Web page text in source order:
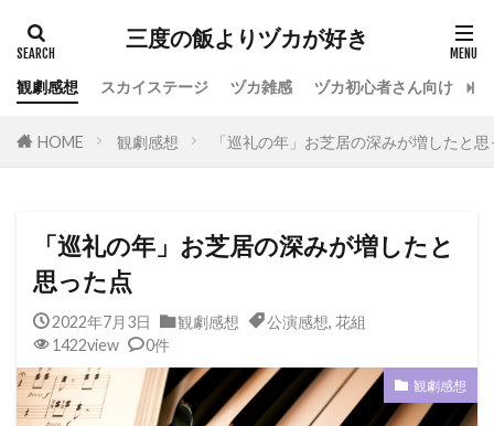
三度の飯よりヅカが好き
観劇感想 スカイステージ ヅカ雑感 ヅカ初心者さん向け
HOME 観劇感想 「巡礼の年」お芝居の深みが増したと
「巡礼の年」お芝居の深みが増したと
思った点
2022年7月3日 観劇感想 公演感想, 花組
1422view
0件
観劇感想
専科 花組 月組 雪組
星組
スカステ
お茶会
オペラグラス
レヴュースタァライト
おすすめ飲食店
拍手 初心者
初観劇
観劇マナー
かげきしょうじょ!!